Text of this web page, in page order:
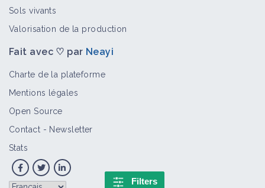
Filters
Sols vivants
Valorisation de la production
Fait avec ♡ par Neayi
Charte de la plateforme
Mentions légales
Open Source
Contact - Newsletter
Stats